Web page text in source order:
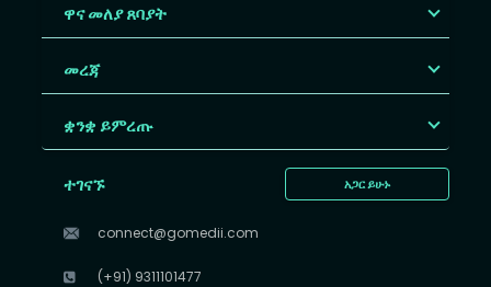
ዋና መለያ ጸባያት
መረጃ
ቋንቋ ይምረጡ
አጋር ይሁኑ
ተገናኙ
connect@gomedii.com
(+91) 9311101477